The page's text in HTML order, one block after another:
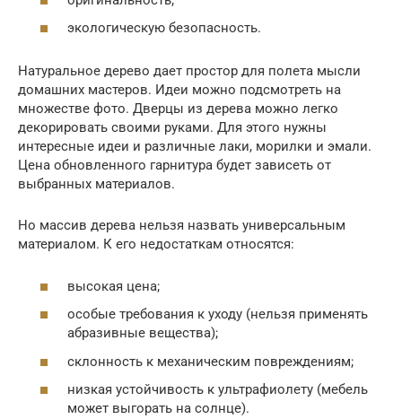
экологическую безопасность.
Натуральное дерево дает простор для полета мысли
домашних мастеров. Идеи можно подсмотреть на
множестве фото. Дверцы из дерева можно легко
декорировать своими руками. Для этого нужны
интересные идеи и различные лаки, морилки и эмали.
Цена обновленного гарнитура будет зависеть от
выбранных материалов.
Но массив дерева нельзя назвать универсальным
материалом. К его недостаткам относятся:
высокая цена;
особые требования к уходу (нельзя применять
абразивные вещества);
склонность к механическим повреждениям;
низкая устойчивость к ультрафиолету (мебель
может выгорать на солнце).